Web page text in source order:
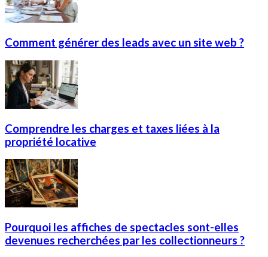
Comment générer des leads avec un site web ?
Comprendre les charges et taxes liées à la
propriété locative
Pourquoi les affiches de spectacles sont-elles
devenues recherchées par les collectionneurs ?